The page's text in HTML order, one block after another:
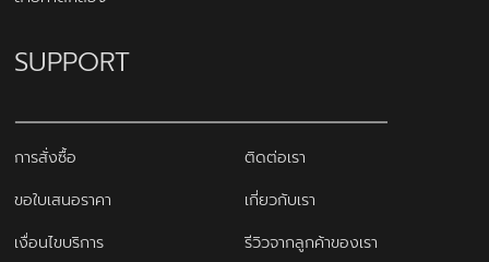
SUPPORT
การสั่งซื้อ
ติดต่อเรา
ขอใบเสนอราคา
เกี่ยวกับเรา
เงื่อนไขบริการ
รีวิวจากลูกค้าของเรา